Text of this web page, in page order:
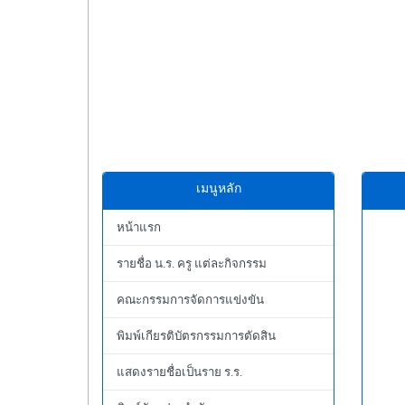
เมนูหลัก
หน้าแรก
รายชื่อ น.ร. ครู แต่ละกิจกรรม
คณะกรรมการจัดการแข่งขัน
พิมพ์เกียรติบัตรกรรมการตัดสิน
แสดงรายชื่อเป็นราย ร.ร.